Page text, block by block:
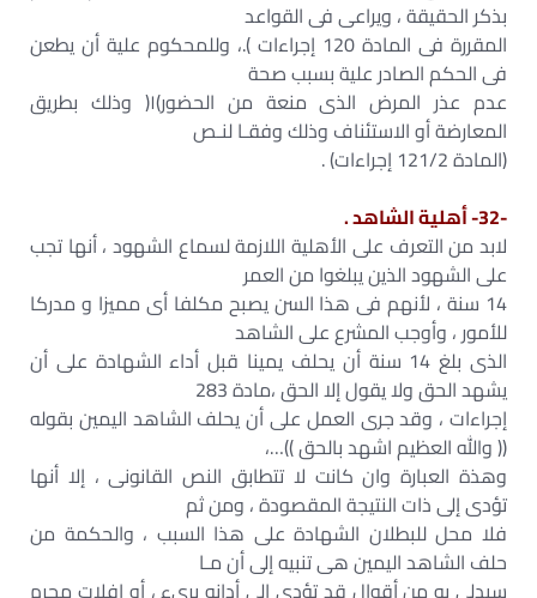
بذكر الحقيقة ، ويراعى فى القواعد
المقررة فى المادة 120 إجراءات ).، وللمحكوم علية أن يطعن
فى الحكم الصادر علية بسبب صحة
عدم عذر المرض الذى منعة من الحضور)١( وذلك بطريق
المعارضة أو الاستئناف وذلك وفقـا لنـص
(المادة 121/2 إجراءات) .
-32- أهلية الشاهد .
لابد من التعرف على الأهلية اللازمة لسماع الشهود ، أنها تجب
على الشهود الذين يبلغوا من العمر
14 سنة ، لأنهم فى هذا السن يصبح مكلفا أى مميزا و مدركا
للأمور ، وأوجب المشرع على الشاهد
الذى بلغ 14 سنة أن يحلف يمينا قبل أداء الشهادة على أن
يشهد الحق ولا يقول إلا الحق ،مادة 283
إجراءات ، وقد جرى العمل على أن يحلف الشاهد اليمين بقوله
(( والله العظيم اشهد بالحق ))…،
وهذة العبارة وان كانت لا تتطابق النص القانونى ، إلا أنها
تؤدى إلى ذات النتيجة المقصودة ، ومن ثم
فلا محل للبطلان الشهادة على هذا السبب ، والحكمة من
حلف الشاهد اليمين هى تنبيه إلى أن مـا
سيدلى به من أقوال قد تؤدى إلى أدانه برىء ، أو إفلات مجرم